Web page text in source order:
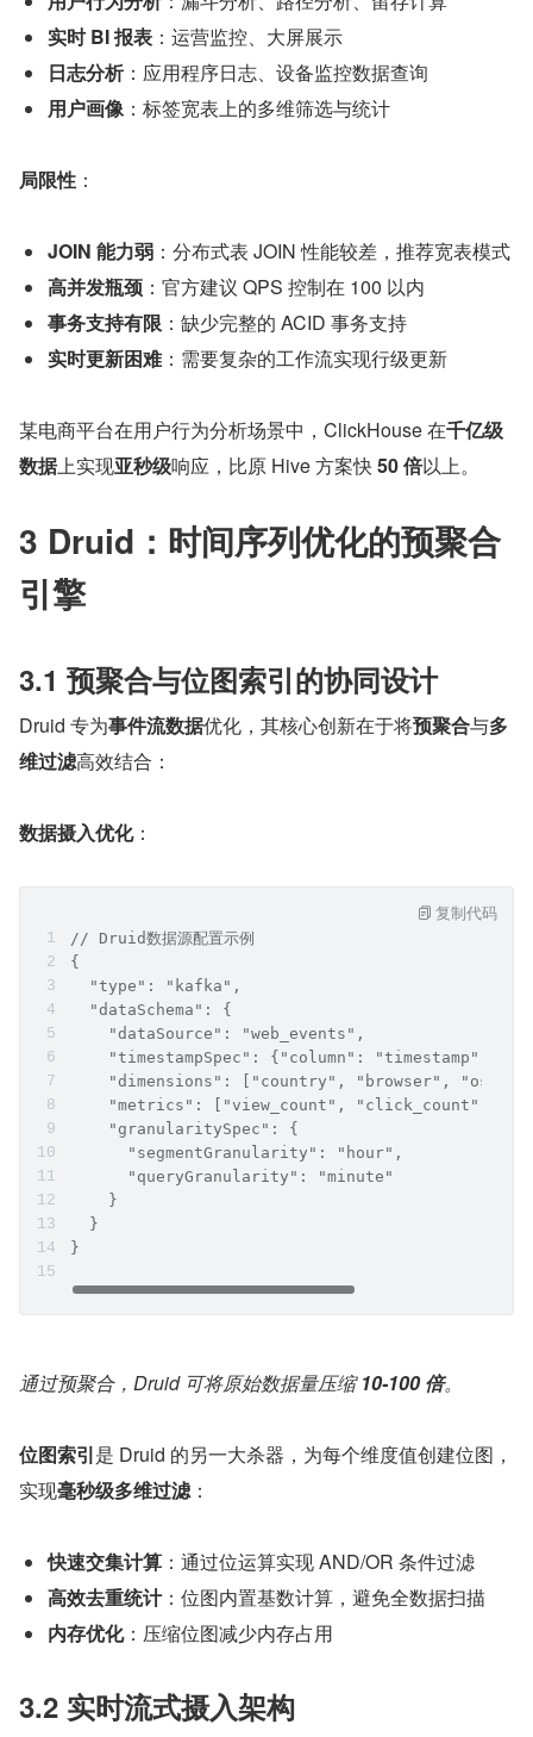
实时 BI 报表 ：运营监控、大屏展示
日志分析：应用程序日志、设备监控数据查询
用户画像：标签宽表上的多维筛选与统计
局限性 ：
JOIN 能力弱 ：分布式表 JOIN 性能较差，推荐宽表模式
高并发瓶颈 ：官方建议 QPS 控制在 100 以内
事务支持有限 ：缺少完整的 ACID 事务支持
实时更新困难：需要复杂的工作流实现行级更新
某电商平台在用户行为分析场景中，ClickHouse 在千亿级
数据上实现亚秒级响应，比原 Hive 方案快 50 倍以上。
3 Druid：时间序列优化的预聚合
引擎
3.1 预聚合与位图索引的协同设计
Druid 专为事件流数据优化，其核心创新在于将预聚合与多
维过滤高效结合：
数据摄入优化：
// Druid数据源配置示例
{
  "type": "kafka",
  "dataSchema": {
    "dataSource": "web_events",
"timestampSpec": {"column": "timestamp",
    "dimensions": ["country", "browser", "os"],
    "metrics": ["view_count", "click_count"],
    "granularitySpec": {
      "segmentGranularity": "hour",
      "queryGranularity": "minute"
    }
  }
}
复制代码
通过预聚合，Druid 可将原始数据量压缩 10-100 倍。
位图索引是 Druid 的另一大杀器，为每个维度值创建位图，
实现毫秒级多维过滤：
快速交集计算 ：通过位运算实现 AND/OR 条件过滤
高效去重统计：位图内置基数计算，避免全数据扫描
内存优化：压缩位图减少内存占用
3.2 实时流式摄入架构